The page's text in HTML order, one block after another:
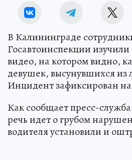
В Калининграде
Госавтоинспекции
видео, на котором видно,
девушек, высунувшихся из
Инцидент зафиксирован
Как сообщает пресс-
речь идет о грубом
водителя установили и